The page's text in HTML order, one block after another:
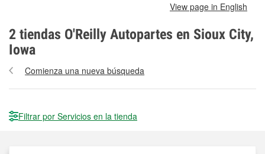
View page in English
2 tiendas O'Reilly Autopartes en Sioux City,
Iowa
Comienza una nueva búsqueda
Filtrar por Servicios en la tienda